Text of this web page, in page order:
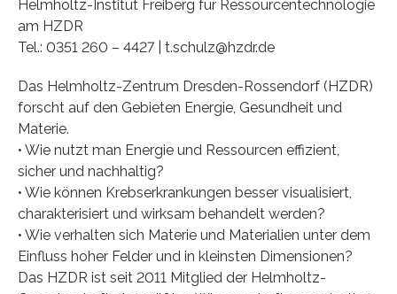
Helmholtz-Institut Freiberg für Ressourcentechnologie
am HZDR
Tel.: 0351 260 – 4427 | t.schulz@hzdr.de
Das Helmholtz-Zentrum Dresden-Rossendorf (HZDR)
forscht auf den Gebieten Energie, Gesundheit und
Materie.
• Wie nutzt man Energie und Ressourcen effizient,
sicher und nachhaltig?
• Wie können Krebserkrankungen besser visualisiert,
charakterisiert und wirksam behandelt werden?
• Wie verhalten sich Materie und Materialien unter dem
Einfluss hoher Felder und in kleinsten Dimensionen?
Das HZDR ist seit 2011 Mitglied der Helmholtz-